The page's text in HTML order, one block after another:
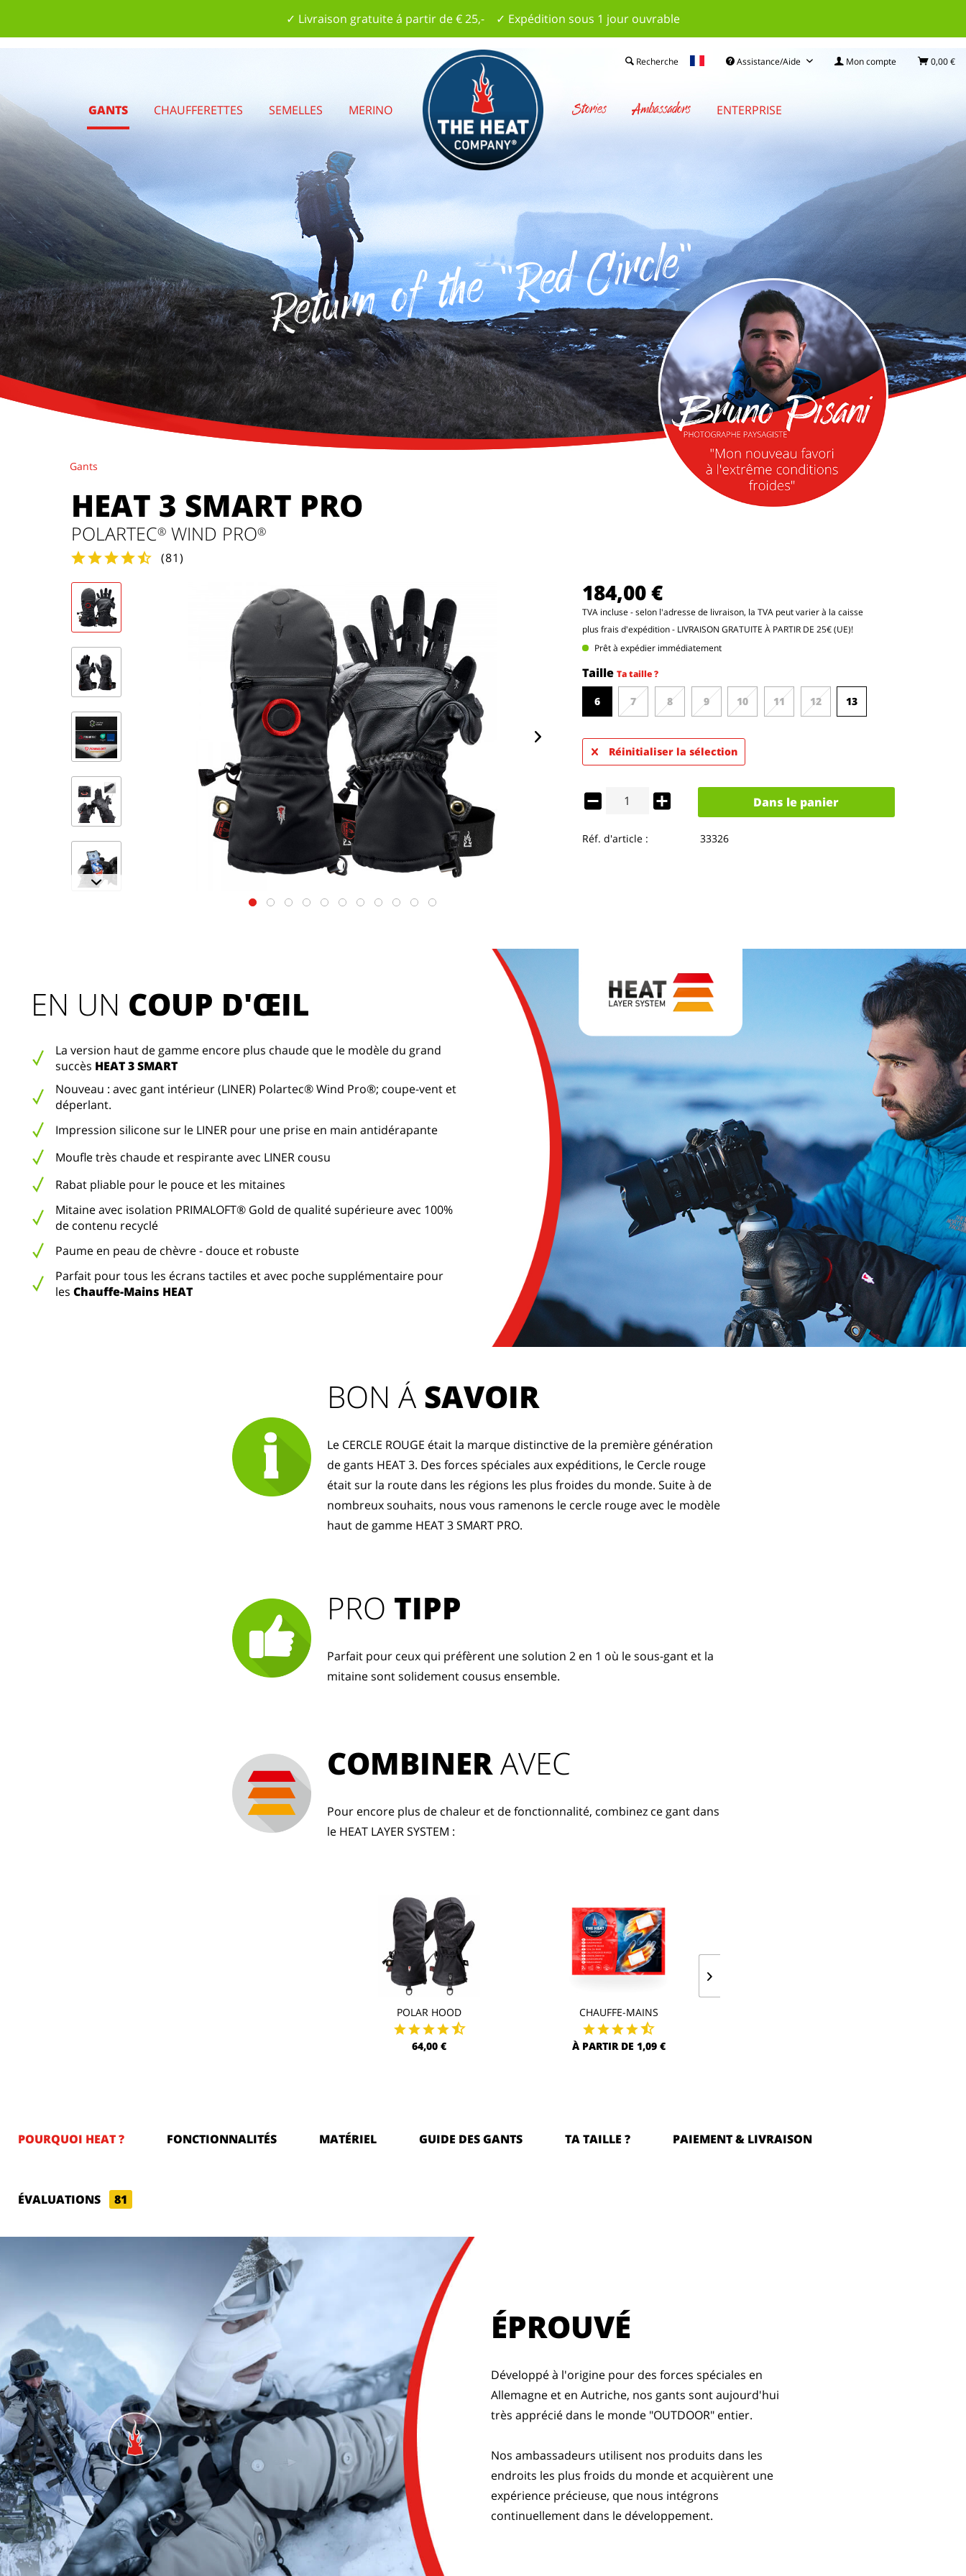
✓ Livraison gratuite á partir de € 25,- ✓ Expédition sous 1 jour ouvrable
Return of the "Red Circle"
Assistance/Aide Mon compte 0,00 €
Recherche
GANTS CHAUFFERETTES SEMELLES MERINO Stories Ambassadors ENTERPRISE
Gants
HEAT 3 SMART PRO
POLARTEC® WIND PRO®
(81)
184,00 €
TVA incluse - selon l'adresse de livraison, la TVA peut varier à la caisse
plus frais d'expédition- LIVRAISON GRATUITE À PARTIR DE 25€ (UE)!
Prêt à expédier immédiatement
Taille Ta taille ?
6 7 8 9 10 11 12 13
Réinitialiser la sélection
Dans le panier
Réf. d'article : 33326
EN UN COUP D'ŒIL
La version haut de gamme encore plus chaude que le modèle du grand
succès HEAT 3 SMART
Nouveau : avec gant intérieur (LINER) Polartec® Wind Pro®; coupe-vent et
déperlant.
Impression silicone sur le LINER pour une prise en main antidérapante
Moufle très chaude et respirante avec LINER cousu
Rabat pliable pour le pouce et les mitaines
Mitaine avec isolation PRIMALOFT® Gold de qualité supérieure avec 100%
de contenu recyclé
Paume en peau de chèvre - douce et robuste
Parfait pour tous les écrans tactiles et avec poche supplémentaire pour
les Chauffe-Mains HEAT
PRO TIPP
Parfait pour ceux qui préfèrent une solution 2 en 1 où le sous-gant et la
mitaine sont solidement cousus ensemble.
BON Á SAVOIR
Le CERCLE ROUGE était la marque distinctive de la première génération
de gants HEAT 3. Des forces spéciales aux expéditions, le Cercle rouge
était sur la route dans les régions les plus froides du monde. Suite à de
nombreux souhaits, nous vous ramenons le cercle rouge avec le modèle
haut de gamme HEAT 3 SMART PRO.
POLAR HOOD
64,00 €
CHAUFFE-MAINS
À PARTIR DE 1,09 €
COMBINER AVEC
Pour encore plus de chaleur et de fonctionnalité, combinez ce gant dans
le HEAT LAYER SYSTEM :
POURQUOI HEAT ? FONCTIONNALITÉS MATÉRIEL GUIDE DES GANTS TA TAILLE ? PAIEMENT & LIVRAISON
ÉVALUATIONS 81
ÉPROUVÉ
Développé à l'origine pour des forces spéciales en
Allemagne et en Autriche, nos gants sont aujourd'hui
très apprécié dans le monde "OUTDOOR" entier.
Nos ambassadeurs utilisent nos produits dans les
endroits les plus froids du monde et acquièrent une
expérience précieuse, que nous intégrons
continuellement dans le développement.